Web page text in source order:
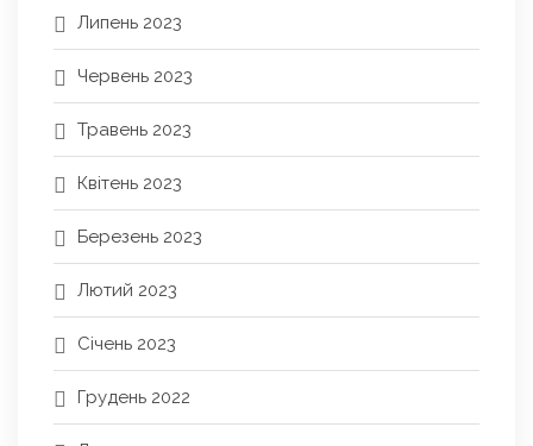
Липень 2023
Червень 2023
Травень 2023
Квітень 2023
Березень 2023
Лютий 2023
Січень 2023
Грудень 2022